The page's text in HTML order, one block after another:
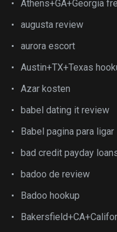
Athens+GA+Georgia
augusta review
aurora escort
Austin+TX+Texas
Azar kosten
babel dating it review
Babel pagina para ligar
bad credit payday
badoo de review
Badoo hookup